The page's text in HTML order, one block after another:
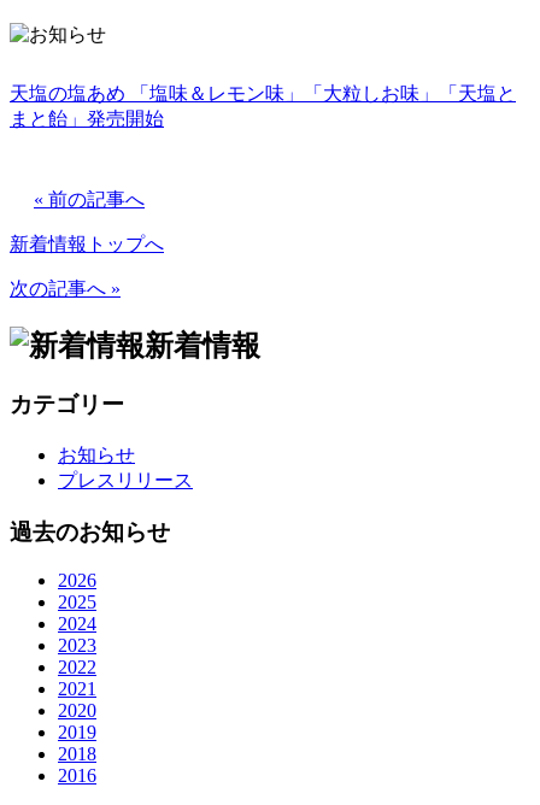
天塩の塩あめ 「塩味＆レモン味」「大粒しお味」「天塩と
まと飴」発売開始
« 前の記事へ
新着情報トップへ
次の記事へ »
新着情報
カテゴリー
お知らせ
プレスリリース
過去のお知らせ
2026
2025
2024
2023
2022
2021
2020
2019
2018
2016